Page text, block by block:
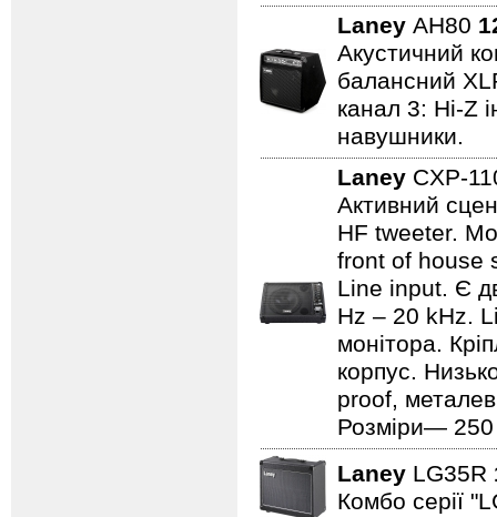
Laney AH80
Акустичний
балансний
канал 3: Hi-Z
навушники.
Laney CXP-
Активний
HF tweeter.
front of house
Line input. Є
Hz – 20 kHz.
монітора.
корпус.
proof,
Розміри—
Laney LG35R
Комбо серії